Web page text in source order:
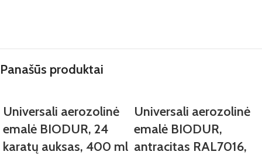
Panašūs produktai
Universali aerozolinė
emalė BIODUR, 24
karatų auksas, 400 ml
Universali aerozolinė
emalė BIODUR,
antracitas RAL7016,